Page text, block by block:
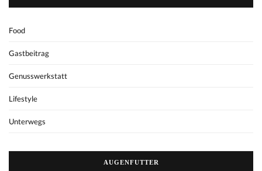
Food
Gastbeitrag
Genusswerkstatt
Lifestyle
Unterwegs
AUGENFUTTER